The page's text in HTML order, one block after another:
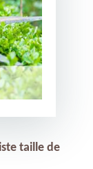
taille de